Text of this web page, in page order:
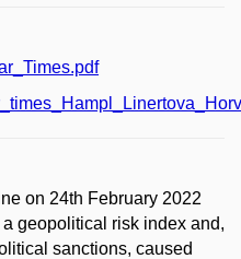
on 24th February 2022
geopolitical risk index and,
sanctions, caused